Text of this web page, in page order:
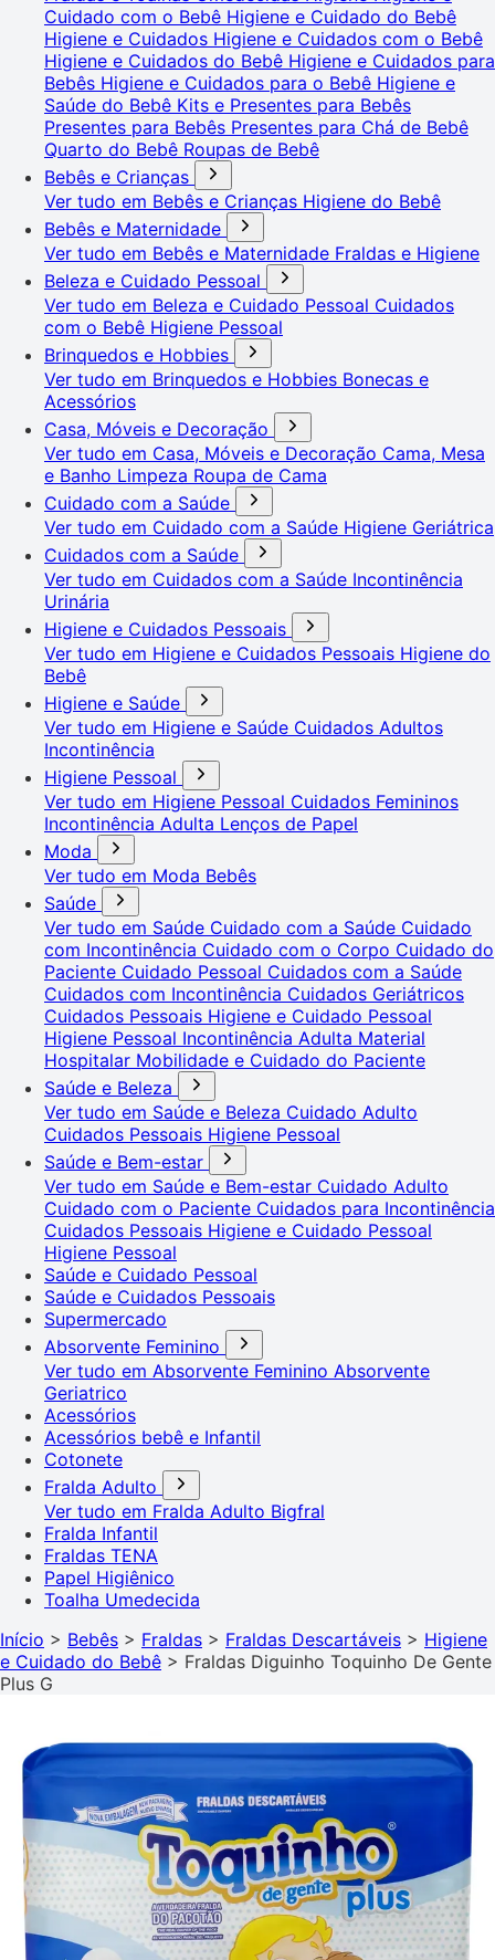
Cuidado com o Bebê Higiene e Cuidado do Bebê
Higiene e Cuidados Higiene e Cuidados com o Bebê
Higiene e Cuidados do Bebê Higiene e Cuidados para
Bebês Higiene e Cuidados para o Bebê Higiene e
Saúde do Bebê Kits e Presentes para Bebês
Presentes para Bebês Presentes para Chá de Bebê
Quarto do Bebê Roupas de Bebê
Bebês e Crianças
Ver tudo em Bebês e Crianças Higiene do Bebê
Bebês e Maternidade
Ver tudo em Bebês e Maternidade Fraldas e Higiene
Beleza e Cuidado Pessoal
Ver tudo em Beleza e Cuidado Pessoal Cuidados
com o Bebê Higiene Pessoal
Brinquedos e Hobbies
Ver tudo em Brinquedos e Hobbies Bonecas e
Acessórios
Casa, Móveis e Decoração
Ver tudo em Casa, Móveis e Decoração Cama, Mesa
e Banho Limpeza Roupa de Cama
Cuidado com a Saúde
Ver tudo em Cuidado com a Saúde Higiene Geriátrica
Cuidados com a Saúde
Ver tudo em Cuidados com a Saúde Incontinência
Urinária
Higiene e Cuidados Pessoais
Ver tudo em Higiene e Cuidados Pessoais Higiene do
Bebê
Higiene e Saúde
Ver tudo em Higiene e Saúde Cuidados Adultos
Incontinência
Higiene Pessoal
Ver tudo em Higiene Pessoal Cuidados Femininos
Incontinência Adulta Lenços de Papel
Moda
Ver tudo em Moda Bebês
Saúde
Ver tudo em Saúde Cuidado com a Saúde Cuidado
com Incontinência Cuidado com o Corpo Cuidado do
Paciente Cuidado Pessoal Cuidados com a Saúde
Cuidados com Incontinência Cuidados Geriátricos
Cuidados Pessoais Higiene e Cuidado Pessoal
Higiene Pessoal Incontinência Adulta Material
Hospitalar Mobilidade e Cuidado do Paciente
Saúde e Beleza
Ver tudo em Saúde e Beleza Cuidado Adulto
Cuidados Pessoais Higiene Pessoal
Saúde e Bem-estar
Ver tudo em Saúde e Bem-estar Cuidado Adulto
Cuidado com o Paciente Cuidados para Incontinência
Cuidados Pessoais Higiene e Cuidado Pessoal
Higiene Pessoal
Saúde e Cuidado Pessoal
Saúde e Cuidados Pessoais
Supermercado
Absorvente Feminino
Ver tudo em Absorvente Feminino Absorvente
Geriatrico
Acessórios
Acessórios bebê e Infantil
Cotonete
Fralda Adulto
Ver tudo em Fralda Adulto Bigfral
Fralda Infantil
Fraldas TENA
Papel Higiênico
Toalha Umedecida
Início > Bebês > Fraldas > Fraldas Descartáveis > Higiene
e Cuidado do Bebê > Fraldas Diguinho Toquinho De Gente
Plus G